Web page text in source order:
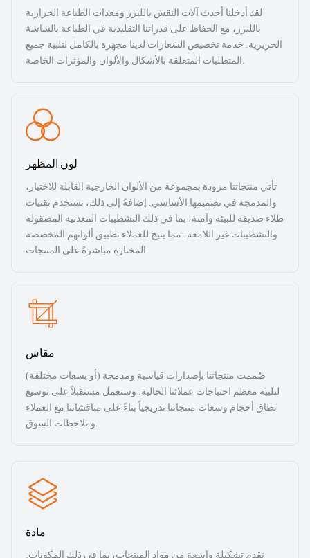
لقد أدخلنا أحدث آلات النقش بالليزر ومعدات الطباعة الحرارية
بالليزر، مع الحفاظ على قدراتنا التقليدية في الطباعة بالشاشة
الحريرية. خدمة تخصيص الشعارات لدينا مجهزة بالكامل لتلبية جميع
المتطلبات المتعلقة بالأشكال والألوان والمؤثرات الخاصة.
لون المظهر
تأتي منتجاتنا مزودة بمجموعة من الألوان الخارجية القابلة للاختيار،
والمدمجة في تصميمها الأساسي. إضافةً إلى ذلك، نستخدم تقنيات
طلاء صديقة للبيئة وآمنة، بما في ذلك التشطيبات المعدنية المصقولة
والتشطيبات غير اللامعة، مما يتيح للعملاء تطبيق ألوانهم المخصصة
مقاس
صُممت منتجاتنا بإصدارات قياسية ومدمجة (أو بسعات مختلفة)
لتلبية معظم احتياجات عملائنا الحالية. وسنعمل مستقبلاً على توسيع
نطاق أحجام وسعات منتجاتنا تدريجياً بناءً على مناقشاتنا مع العملاء
مادة
نقدم تشكيلة واسعة من مواد المنتجات، بما في ذلك المكونات.